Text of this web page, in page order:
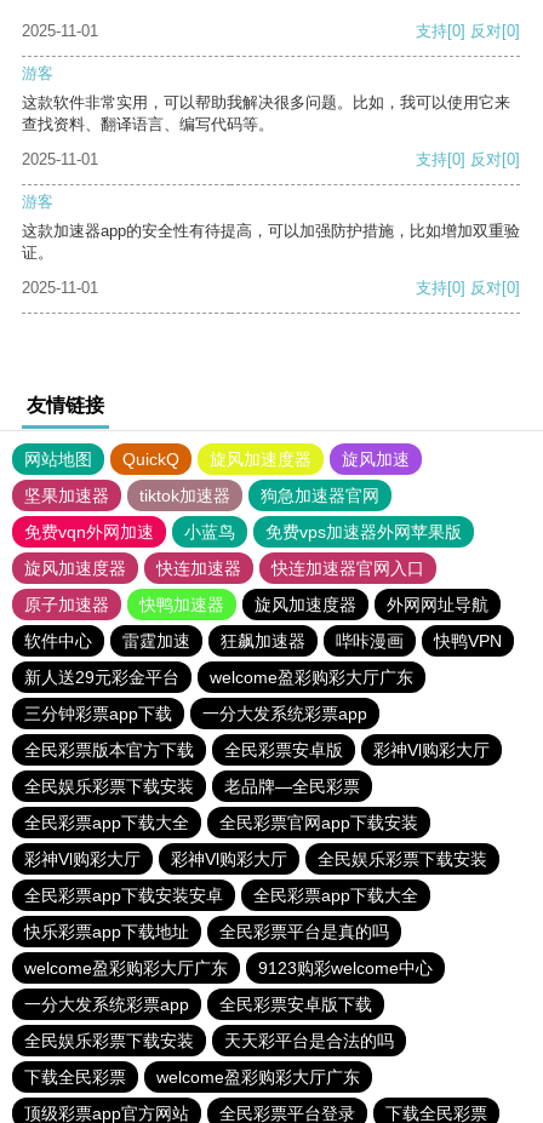
2025-11-01 支持[0] 反对[0]
游客
这款软件非常实用，可以帮助我解决很多问题。比如，我可以使用它来
查找资料、翻译语言、编写代码等。
2025-11-01
支持[0] 反对[0]
游客
这款加速器app的安全性有待提高，可以加强防护措施，比如增加双重验
证。
2025-11-01
支持[0] 反对[0]
友情链接
网站地图 QuickQ 旋风加速度器
旋风加速
坚果加速器
tiktok加速器
狗急加速器官网
免费vqn外网加速
小蓝鸟
免费vps加速器外网苹果版
旋风加速度器
快连加速器
快连加速器官网入口
原子加速器
快鸭加速器 旋风加速度器
外网网址导航
软件中心
雷霆加速 狂飙加速器 哔咔漫画
快鸭VPN
新人送29元彩金平台
welcome盈彩购彩大厅广东
三分钟彩票app下载
一分大发系统彩票app
全民彩票版本官方下载
全民彩票安卓版
彩神Vl购彩大厅
全民娱乐彩票下载安装
老品牌—全民彩票
全民彩票app下载大全
全民彩票官网app下载安装
彩神Vl购彩大厅
彩神Vl购彩大厅
全民娱乐彩票下载安装
全民彩票app下载安装安卓
全民彩票app下载大全
快乐彩票app下载地址
全民彩票平台是真的吗
welcome盈彩购彩大厅广东
9123购彩welcome中心
一分大发系统彩票app
全民彩票安卓版下载
全民娱乐彩票下载安装
天天彩平台是合法的吗
下载全民彩票
welcome盈彩购彩大厅广东
顶级彩票app官方网站
全民彩票平台登录 下载全民彩票